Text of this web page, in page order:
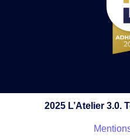
2025 L’Atelier 3.0.